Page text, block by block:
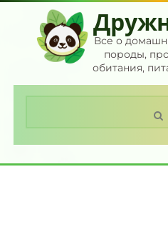
Перейти
контенту
Все о
породы,
обитания,